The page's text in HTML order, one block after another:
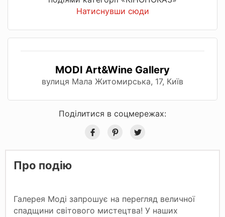
Натиснувши сюди
MODI Art&Wine Gallery
вулиця Мала Житомирська, 17, Київ
Поділитися в соцмережах:
Про подію
Галерея Моді запрошує на перегляд величної
спадщини світового мистецтва! У наших